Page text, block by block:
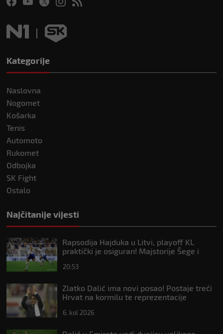
Kategorije
Naslovna
Nogomet
Košarka
Tenis
Automoto
Rukomet
Odbojka
SK Fight
Ostalo
Najčitanije vijesti
Rapsodija Hajduka u Litvi, playoff KL
praktički je osiguran! Majstorije Šege i
20:53
Zlatko Dalić ima novi posao! Postaje treći
Hrvat na kormilu te reprezentacije
6. kol 2026